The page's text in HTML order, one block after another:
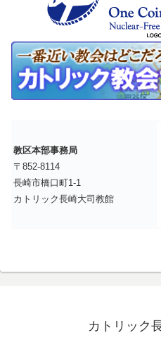
教区本部事務局
〒852-8114
長崎市橋口町1-1
カトリック長崎大司教館
カトリック